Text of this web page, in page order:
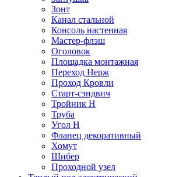
Зонт
Канал стальной
Консоль настенная
Мастер-флэш
Оголовок
Площадка монтажная
Переход Нерж
Проход Кровли
Старт-сэндвич
Тройник Н
Труба
Угол Н
Фланец декоративный
Хомут
Шибер
Проходной узел